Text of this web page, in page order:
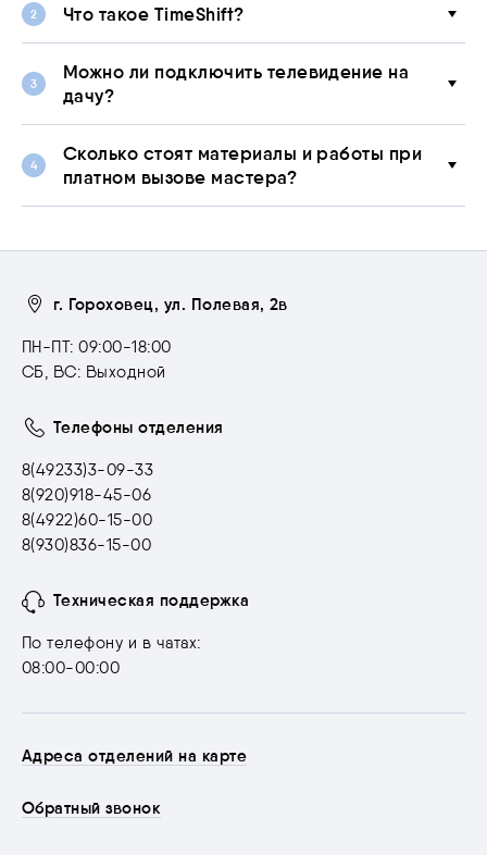
Что такое TimeShift?
Можно ли подключить телевидение на
дачу?
Сколько стоят материалы и работы при
платном вызове мастера?
г. Гороховец, ул. Полевая, 2в
ПН-ПТ: 09:00-18:00
СБ, ВС: Выходной
Телефоны отделения
8(49233)3-09-33
8(920)918-45-06
8(4922)60-15-00
8(930)836-15-00
Техническая поддержка
По телефону и в чатах:
08:00-00:00
Адреса отделений на карте
Обратный звонок